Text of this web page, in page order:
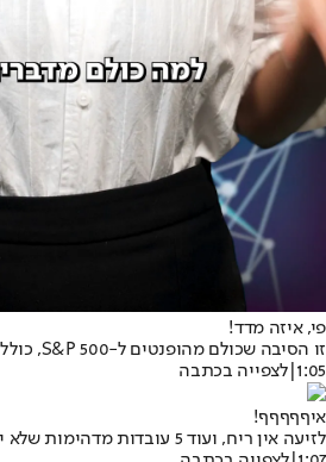
פי, איזה מדד!
זו הסיבה שכולם מהופנטים ל-S&P 500, כולל המשקיע העשיר בעולם
1:05
|לצפייה בכתבה
איףףףףף!
לזיעה אין ריח, ועוד 5 עובדות מדהימות שלא ידעתם עליה